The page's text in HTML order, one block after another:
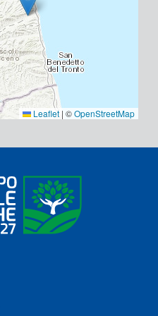
Leaflet | ©OpenStreetMap